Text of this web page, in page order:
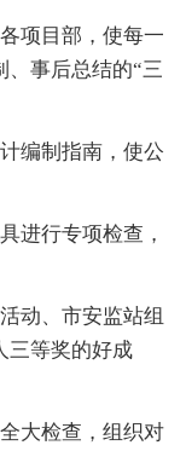
项目部，使每一
、事后总结的“三
编制指南，使公
进行专项检查，
动、市安监站组
三等奖的好成
大检查，组织对